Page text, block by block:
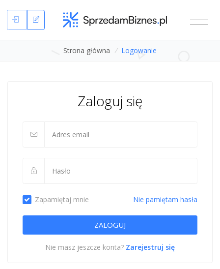
Strona główna / Logowanie
Zaloguj się
Zapamiętaj mnie Nie pamiętam hasła
Nie masz jeszcze konta? Zarejestruj się